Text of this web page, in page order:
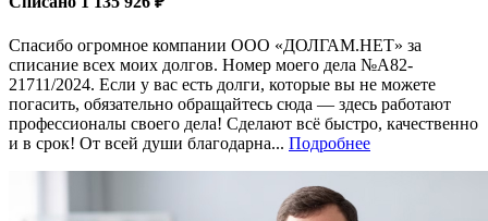
Спасибо огромное компании ООО «ДОЛГАМ.НЕТ» за
списание всех моих долгов. Номер моего дела №А82-
21711/2024. Если у вас есть долги, которые вы не можете
погасить, обязательно обращайтесь сюда — здесь работают
профессионалы своего дела! Сделают всё быстро, качественно
и в срок! От всей души благодарна... Подробнее